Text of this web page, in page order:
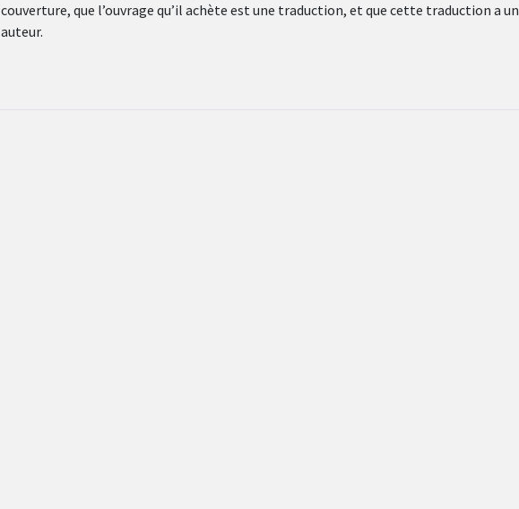
couverture, que l’ouvrage qu’il achète est une traduction, et que cette traduction a un
auteur.